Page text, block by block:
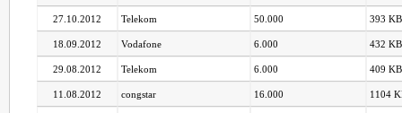
27.10.2012 Telekom 50.000 393
18.09.2012 Vodafone 6.000 432
29.08.2012 Telekom 6.000 409
11.08.2012 congstar 16.000 1104